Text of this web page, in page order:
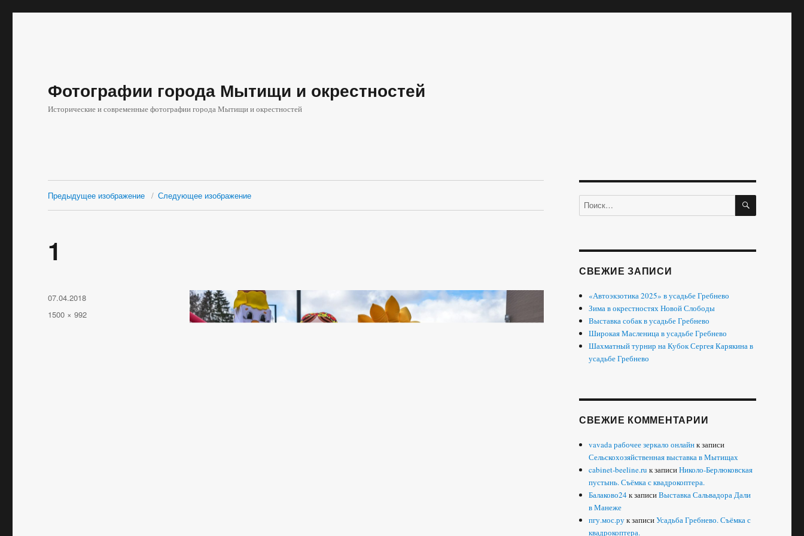
Фотографии города Мытищи и окрестностей
Исторические и современные фотографии города Мытищи и окрестностей
Предыдущее изображение Следующее изображение
1
Опубликовано
07.04.2018
Полный
1500 × 992
Искать: ПОИСК
СВЕЖИЕ ЗАПИСИ
«Автоэкзотика 2025» в усадьбе Гребнево
Зима в окрестностях Новой Слободы
Выставка собак в усадьбе Гребнево
Широкая Масленица в усадьбе Гребнево
Шахматный турнир на Кубок Сергея Карякина в
усадьбе Гребнево
СВЕЖИЕ КОММЕНТАРИИ
vavada рабочее зеркало онлайнк записи
Сельскохозяйственная выставка в Мытищах
cabinet-beeline.ru к записиНиколо-Берлюковская
пустынь. Съёмка с квадрокоптера.
Балаково24к записиВыставка Сальвадора Дали
в Манеже
пгу.мос.рук записиУсадьба Гребнево. Съёмка с
квадрокоптера.